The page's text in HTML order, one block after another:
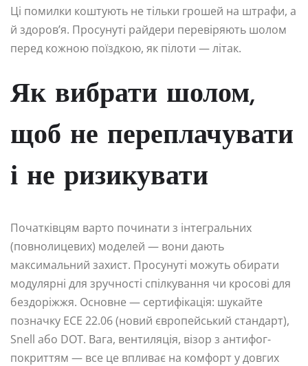
Ці помилки коштують не тільки грошей на штрафи, а
й здоров’я. Просунуті райдери перевіряють шолом
перед кожною поїздкою, як пілоти — літак.
Як вибрати шолом,
щоб не переплачувати
і не ризикувати
Початківцям варто починати з інтегральних
(повнолицевих) моделей — вони дають
максимальний захист. Просунуті можуть обирати
модулярні для зручності спілкування чи кросові для
бездоріжжя. Основне — сертифікація: шукайте
позначку ECE 22.06 (новий європейський стандарт),
Snell або DOT. Вага, вентиляція, візор з антифог-
покриттям — все це впливає на комфорт у довгих